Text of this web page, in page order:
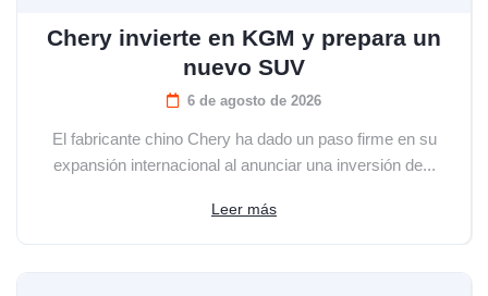
Chery invierte en KGM y prepara un
nuevo SUV
6 de agosto de 2026
El fabricante chino Chery ha dado un paso firme en su
expansión internacional al anunciar una inversión de...
Leer más